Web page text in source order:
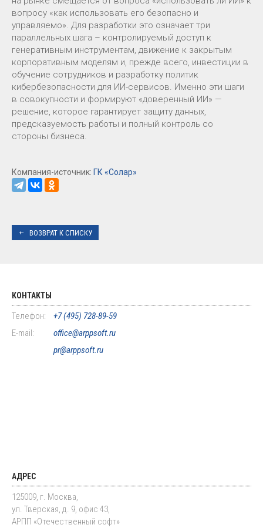
вопросу «как использовать его безопасно и
управляемо». Для разработки это означает три
параллельных шага – контролируемый доступ к
генеративным инструментам, движение к закрытым
корпоративным моделям и, прежде всего, инвестиции в
обучение сотрудников и разработку политик
кибербезопасности для ИИ-сервисов. Именно эти шаги
в совокупности и формируют «доверенный ИИ» —
решение, которое гарантирует защиту данных,
предсказуемость работы и полный контроль со
стороны бизнеса.
Компания-источник: ГК «Солар»
ВОЗВРАТ К СПИСКУ
КОНТАКТЫ
Телефон:
+7 (495) 728-89-59
E-mail:
office@arppsoft.ru
pr@arppsoft.ru
АДРЕС
125009, г. Москва,
ул. Тверская, д. 9, офис 43,
АРПП «Отечественный софт»